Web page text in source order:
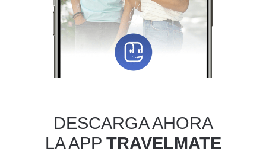
DESCARGA AHORA
LA APP TRAVELMATE